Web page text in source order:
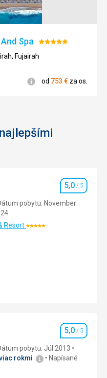
Spa Hodnotenie:
5/5
Fujairah
Informácie
od 753 € za os.
Hodnotenie
5,0 / 5
pobytu: November
ResortHodnotenie:
5,0/ 5
5,0
Hodnotenie
5,0 / 5
pobytu: Júl 2013
rokmi
Napísané